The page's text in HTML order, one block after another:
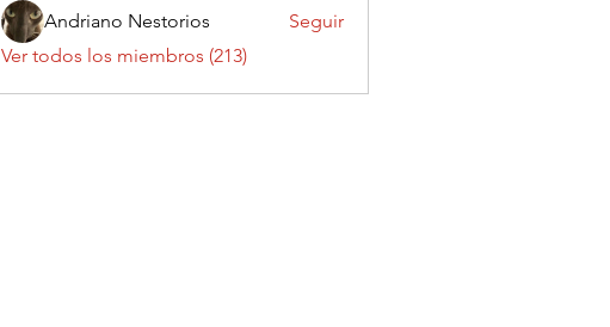
Andriano Nestorios
Seguir
Ver todos los miembros (213)